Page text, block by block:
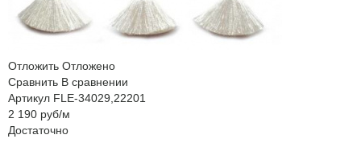
Отложить Отложено
Сравнить В сравнении
Артикул FLE-34029,22201
2 190 руб/м
Достаточно